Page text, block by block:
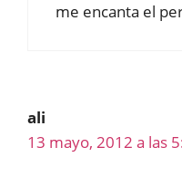
me encanta el
ali
13 mayo, 2012 a las